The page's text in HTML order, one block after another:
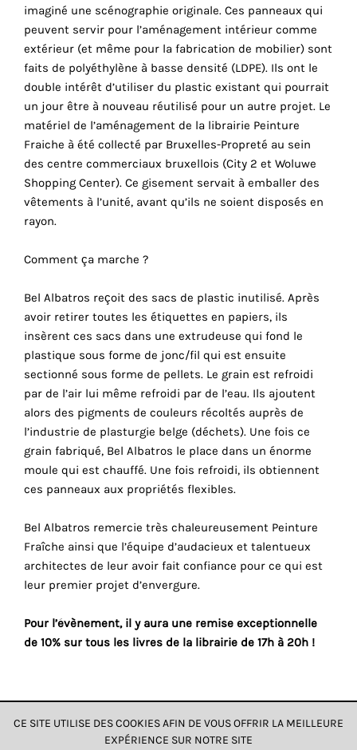
imaginé une scénographie originale. Ces panneaux qui
peuvent servir pour l’aménagement intérieur comme
extérieur (et même pour la fabrication de mobilier) sont
faits de polyéthylène à basse densité (LDPE). Ils ont le
double intérêt d’utiliser du plastic existant qui pourrait
un jour être à nouveau réutilisé pour un autre projet. Le
matériel de l’aménagement de la librairie Peinture
Fraiche à été collecté par Bruxelles-Propreté au sein
des centre commerciaux bruxellois (City 2 et Woluwe
Shopping Center). Ce gisement servait à emballer des
vêtements à l’unité, avant qu’ils ne soient disposés en
rayon.
Comment ça marche ?
Bel Albatros reçoit des sacs de plastic inutilisé. Après
avoir retirer toutes les étiquettes en papiers, ils
insèrent ces sacs dans une extrudeuse qui fond le
plastique sous forme de jonc/fil qui est ensuite
sectionné sous forme de pellets. Le grain est refroidi
par de l’air lui même refroidi par de l’eau. Ils ajoutent
alors des pigments de couleurs récoltés auprès de
l’industrie de plasturgie belge (déchets). Une fois ce
grain fabriqué, Bel Albatros le place dans un énorme
moule qui est chauffé. Une fois refroidi, ils obtiennent
ces panneaux aux propriétés flexibles.
Bel Albatros remercie très chaleureusement Peinture
Fraîche ainsi que l’équipe d’audacieux et talentueux
architectes de leur avoir fait confiance pour ce qui est
leur premier projet d’envergure.
Pour l’évènement, il y aura une remise exceptionnelle
de 10% sur tous les livres de la librairie de 17h à 20h !
consentez
Cookies
analytiques
cookies,
nous
obtenons
aperçu
comportements
navigation.
façon,
nous
pouvons
acquérir
connaissances
de
notre
CE SITE UTILISE DES COOKIES AFIN DE VOUS OFFRIR LA MEILLEURE
EXPÉRIENCE SUR NOTRE SITE